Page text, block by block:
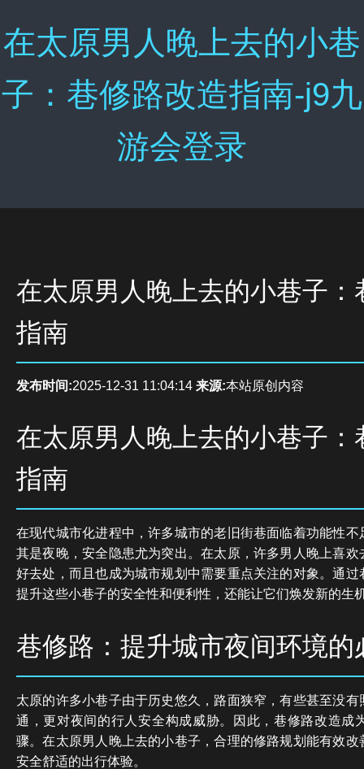
在太原男人晚上去的小巷
子：巷修路改造指南-j9九
游会登录
在太原男人晚上去的小巷子：
指南
发布时间:2025-12-31 11:04:14 来源:本站原创内容
在太原男人晚上去的小巷子：
指南
在现代城市化进程中，许多城市的老旧街巷面临着功能性
其是夜晚，安全隐患尤为突出。在太原，许多男人晚上喜
好去处，而且也成为城市规划中需要重点关注的对象。通
提升这些小巷子的安全性和便利性，还能让它们焕发新的生
巷修路：提升城市夜间环境的
太原的许多小巷子由于历史悠久，路面狭窄，有些甚至没
通，更对夜间的行人安全构成威胁。因此，巷修路改造成
骤。在太原男人晚上去的小巷子，合理的修路规划能有效
安全舒适的出行体验。